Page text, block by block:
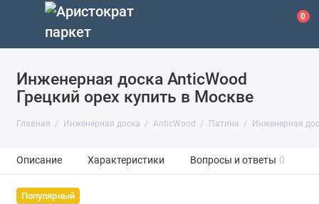
0
Инженерная доска AnticWood
Грецкий орех купить в Москве
Главная Инженерная доска AnticWood Патина Инженерная
Описание Характеристики Вопросы и ответы 0
Популярный